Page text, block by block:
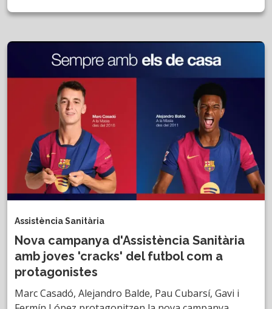
Assistència Sanitària
Nova campanya d'Assistència Sanitària
amb joves 'cracks' del futbol com a
protagonistes
Marc Casadó, Alejandro Balde, Pau Cubarsí, Gavi i